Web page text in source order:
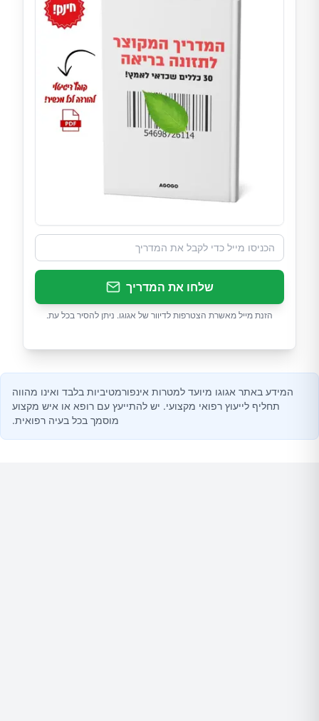
שלחו את המדריך
הזנת מייל מאשרת הצטרפות לדיוור של אגוגו. ניתן להסיר בכל עת.
המידע באתר אגוגו מיועד למטרות אינפורמטיביות בלבד ואינו מהווה
תחליף לייעוץ רפואי מקצועי. יש להתייעץ עם רופא או איש מקצוע
מוסמך בכל בעיה רפואית.